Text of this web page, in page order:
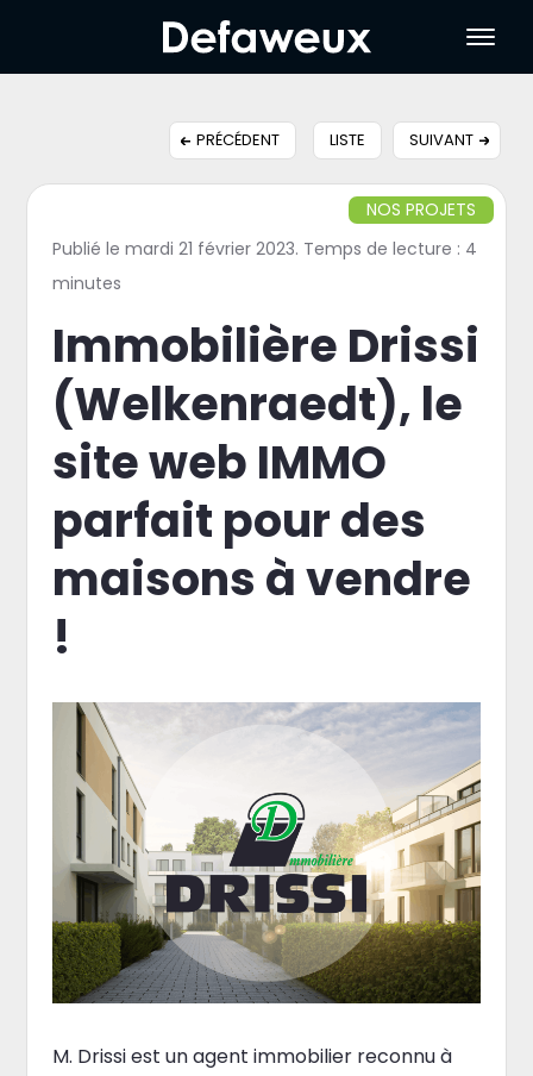
PRÉCÉDENT LISTE SUIVANT
NOS PROJETS
Publié le mardi 21 février 2023. Temps de lecture : 4
minutes
Immobilière Drissi
(Welkenraedt), le
site web IMMO
parfait pour des
maisons à vendre
!
M. Drissi est un agent immobilier reconnu à